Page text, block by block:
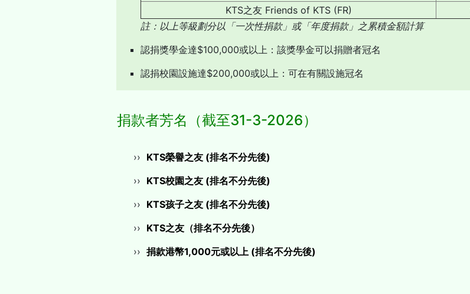
KTS之友 Friends of KTS (FR)
註：以上等級劃分以「一次性捐款」或「年度捐款」之累積金額計算
認捐獎學金達$100,000或以上：該獎學金可以捐贈者冠名
認捐校園設施達$200,000或以上：可在有關設施冠名
捐款者芳名（截至31-3-2026）
KTS榮譽之友 (排名不分先後)
KTS校園之友 (排名不分先後)
KTS孩子之友 (排名不分先後)
KTS之友（排名不分先後）
捐款港幣1,000元或以上 (排名不分先後)